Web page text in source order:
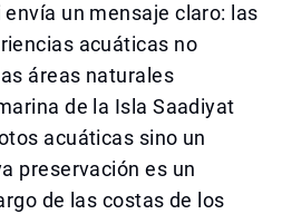
envía un mensaje claro: las
acuáticas no
áreas naturales
de la Isla Saadiyat
acuáticas sino un
preservación es un
de las costas de los